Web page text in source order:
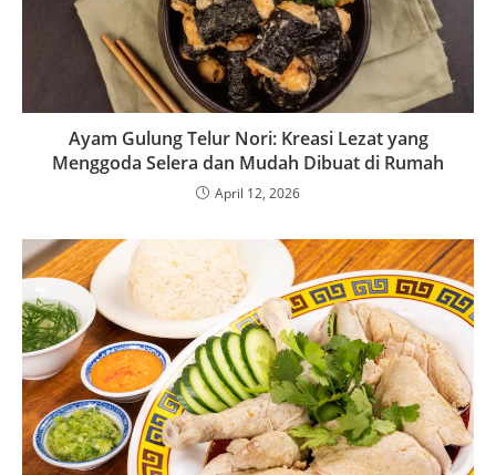
Ayam Gulung Telur Nori: Kreasi Lezat yang
Menggoda Selera dan Mudah Dibuat di Rumah
April 12, 2026